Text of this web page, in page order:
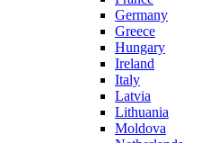
Germany
Greece
Hungary
Ireland
Italy
Latvia
Lithuania
Moldova